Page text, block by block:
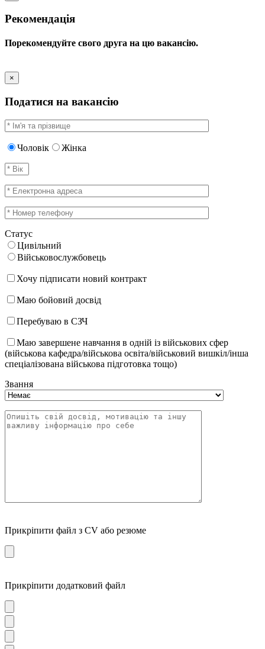
Рекомендація
Порекомендуйте свого друга на цю вакансію.
×
Податися на вакансію
Чоловік Жінка
Статус
Цивільний
Військовослужбовець
Хочу підписати новий контракт
Маю бойовий досвід
Перебуваю в СЗЧ
Маю завершене навчання в одній із військових сфер
(військова кафедра/військова освіта/військовий вишкіл/інша
спеціалізована військова підготовка тощо)
Звання
Прикріпити файл з CV або резюме
Прикріпити додатковий файл